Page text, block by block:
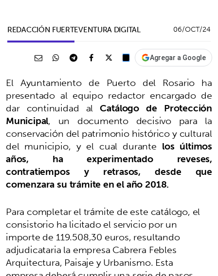
REDACCIÓN FUERTEVENTURA DIGITAL 06/OCT/24
Agregar a Google
El Ayuntamiento de Puerto del Rosario ha
presentado al equipo redactor encargado de
dar continuidad al Catálogo de Protección
Municipal, un documento decisivo para la
conservación del patrimonio histórico y cultural
del municipio, y el cual durante los últimos
años, ha experimentado reveses,
contratiempos y retrasos, desde que
comenzara su trámite en el año 2018.
Para completar el trámite de este catálogo, el
consistorio ha licitado el servicio por un
importe de 119.508,30 euros, resultando
adjudicataria la empresa Cabrera Febles
Arquitectura, Paisaje y Urbanismo. Esta